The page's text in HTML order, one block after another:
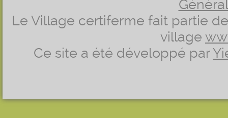
Le Village certiferme fait partie
village
Ce site a été développé par